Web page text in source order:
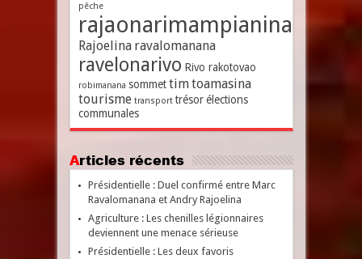
pêche
rajaonarimampianina
Rajoelina ravalomanana
ravelonarivo Rivo rakotovao
robimanana sommet timtoamasina
tourisme transport trésor élections
communales
Articles récents
Présidentielle : Duel confirmé entre Marc
Ravalomanana et Andry Rajoelina
Agriculture : Les chenilles légionnaires
deviennent une menace sérieuse
Présidentielle : Les deux favoris